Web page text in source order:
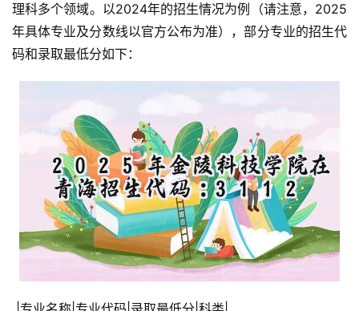
理科多个领域。以2024年的招生情况为例（请注意，2025
年具体专业及分数线以官方公布为准），部分专业的招生代
码和录取最低分如下：